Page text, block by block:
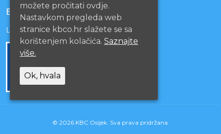
EU PROJEKTI
Lista projekata
© 2026 KBC Osijek. Sva prava pridržana.
možete pročitati ovdje.
Nastavkom pregleda web
stranice kbco.hr slažete se sa
korištenjem kolačića. Saznajte
više.
Ok, hvala